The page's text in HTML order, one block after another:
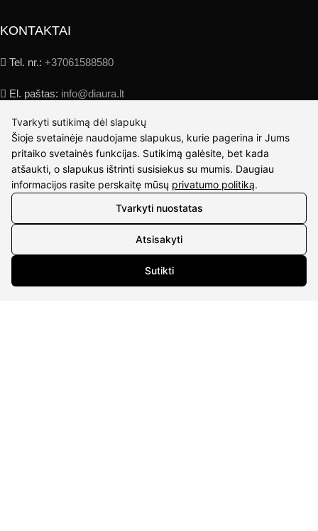
KONTAKTAI
Tel. nr.: +37061588580
El. paštas: info@diaura.lt
M.K.Čiurlionio g. 50
P/C Aidas “Diaura” Druskininkai
REKVIZITAI
Įm.kodas 304176340
Tvarkyti sutikimą dėl slapukų
Šioje svetainėje naudojame slapukus, kurie pagerina ir Jums
pritaiko svetainės funkcijas. Sutikimą galėsite, bet kada
atšaukti, o slapukus ištrinti susisiekus su mumis. Daugiau
informacijos rasite perskaitę mūsų privatumo politiką.
Tvarkyti nuostatas
Atsisakyti
Sutikti